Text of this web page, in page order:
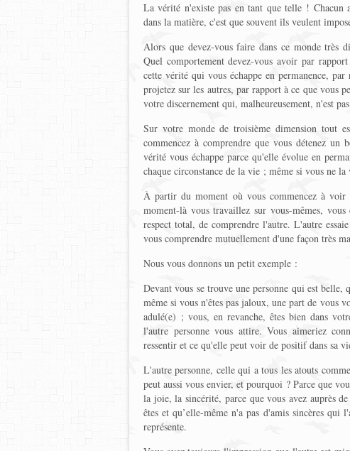
La vérité n'existe pas en tant que telle ! Chacun
dans la matière, c'est que souvent ils veulent
Alors que devez-vous faire dans ce monde très
Quel comportement devez-vous avoir par
cette vérité qui vous échappe en permanence,
projetez sur les autres, par rapport à ce que vous
votre discernement qui, malheureusement, n'est
Sur votre monde de troisième dimension tout
commencez à comprendre que vous détenez
vérité vous échappe parce qu'elle évolue en
chaque circonstance de la vie ; même si vous ne
À partir du moment où vous commencez à
moment-là vous travaillez sur vous-mêmes, vous
respect total, de comprendre l'autre. L'autre
vous comprendre mutuellement d'une façon très
Nous vous donnons un petit exemple :
Devant vous se trouve une personne qui est belle,
même si vous n'êtes pas jaloux, une part de vous
adulé(e) ; vous, en revanche, êtes bien dans
l'autre personne vous attire. Vous aimeriez
ressentir et ce qu'elle peut voir de positif dans sa
L'autre personne, celle qui a tous les atouts
peut aussi vous envier, et pourquoi ? Parce que
la joie, la sincérité, parce que vous avez auprès
êtes et qu’elle-même n'a pas d'amis sincères
représente.